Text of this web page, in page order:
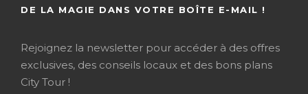
DE LA MAGIE DANS VOTRE BOÎTE E-MAIL !
Rejoignez la newsletter pour accéder à des offres
exclusives, des conseils locaux et des bons plans
City Tour !